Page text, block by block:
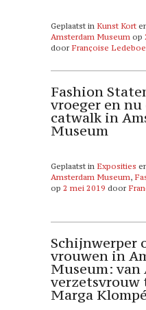
Geplaatst in Kunst Kort
Amsterdam Museum op
door Françoise
Fashion
vroeger en
catwalk in
Museum
Geplaatst in Exposities
Amsterdam Museum,
op 2 mei 2019 door
Schijnwerper
vrouwen in
Museum: van
verzetsvrouw
Marga Klompé